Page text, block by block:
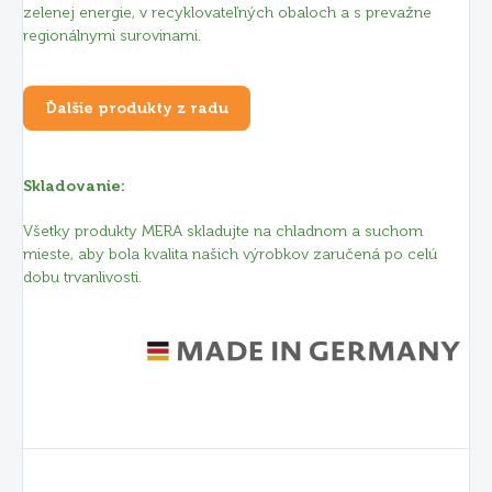
zelenej energie, v recyklovateľných obaloch a s prevažne
regionálnymi surovinami.
Ďalšie produkty z radu
Skladovanie:
Všetky produkty MERA skladujte na chladnom a suchom
mieste, aby bola kvalita našich výrobkov zaručená po celú
dobu trvanlivosti.